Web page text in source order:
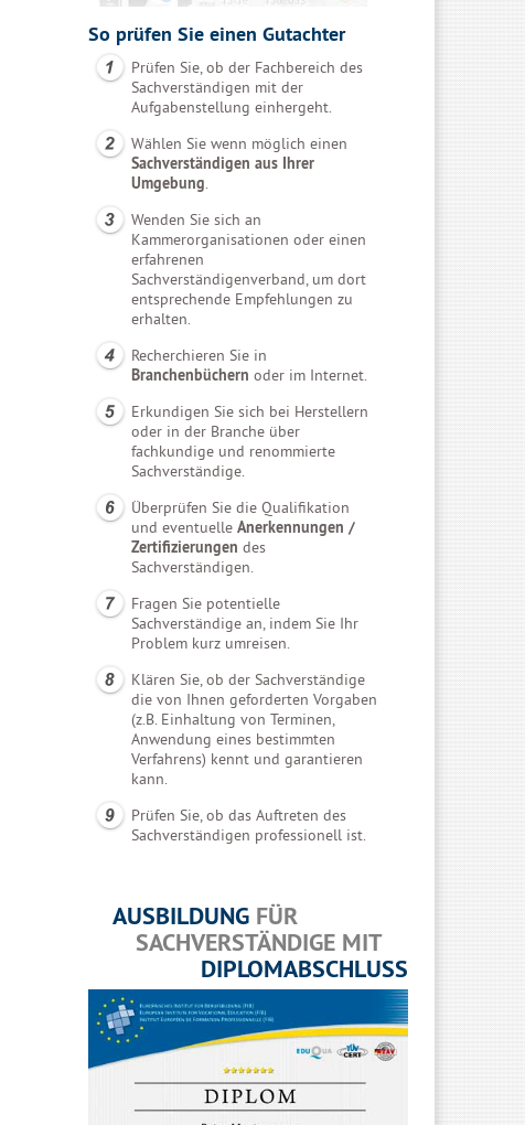
So prüfen Sie einen Gutachter
Prüfen Sie, ob der Fachbereich des
Sachverständigen mit der
Aufgabenstellung einhergeht.
Wählen Sie wenn möglich einen
Sachverständigen aus Ihrer
Umgebung.
Wenden Sie sich an
Kammerorganisationen oder einen
erfahrenen
Sachverständigenverband, um dort
entsprechende Empfehlungen zu
erhalten.
Recherchieren Sie in
Branchenbüchern oder im Internet.
Erkundigen Sie sich bei Herstellern
oder in der Branche über
fachkundige und renommierte
Sachverständige.
Überprüfen Sie die Qualifikation
und eventuelle Anerkennungen /
Zertifizierungen des
Sachverständigen.
Fragen Sie potentielle
Sachverständige an, indem Sie Ihr
Problem kurz umreisen.
Klären Sie, ob der Sachverständige
die von Ihnen geforderten Vorgaben
(z.B. Einhaltung von Terminen,
Anwendung eines bestimmten
Verfahrens) kennt und garantieren
kann.
Prüfen Sie, ob das Auftreten des
Sachverständigen professionell ist.
AUSBILDUNG FÜR
SACHVERSTÄNDIGE MIT
DIPLOMABSCHLUSS